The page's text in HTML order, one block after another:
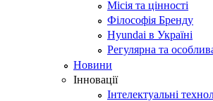
Місія та цінності
Філософія Бренду
Hyundai в Україні
Регулярна та
Новини
Інновації
Інтелектуальні